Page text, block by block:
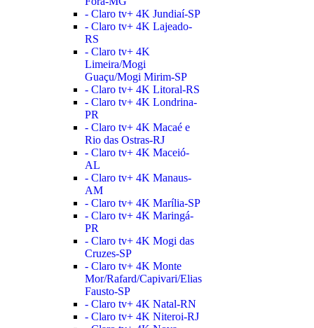
- Claro tv+ 4K Jundiaí-SP
- Claro tv+ 4K Lajeado-
RS
- Claro tv+ 4K
Limeira/Mogi
Guaçu/Mogi Mirim-SP
- Claro tv+ 4K Litoral-RS
- Claro tv+ 4K Londrina-
PR
- Claro tv+ 4K Macaé e
Rio das Ostras-RJ
- Claro tv+ 4K Maceió-
AL
- Claro tv+ 4K Manaus-
AM
- Claro tv+ 4K Marília-SP
- Claro tv+ 4K Maringá-
PR
- Claro tv+ 4K Mogi das
Cruzes-SP
- Claro tv+ 4K Monte
Mor/Rafard/Capivari/Elias
Fausto-SP
- Claro tv+ 4K Natal-RN
- Claro tv+ 4K Niteroi-RJ